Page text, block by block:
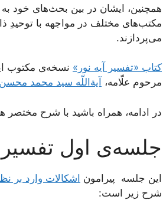
همچنین، ایشان در بین بحث‌های خود
مکتب‌های مختلف در مواجهه با توحیدِ
می‌پردازند.
کتاب «تفسیر آیه نور»
مرحوم علّامه، آیة‌اللّه سید محمد
در ادامه، همراه باشید با شرح مختصر
جلسه‌ی اول تفسیر
این جلسه پیرامون اشکالات وارد بر
شرح زیر است: